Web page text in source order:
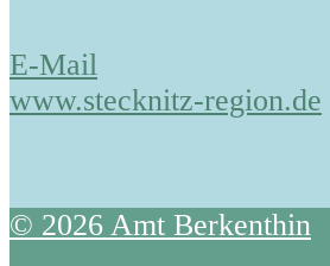
E-Mail
www.stecknitz-region.de
© 2026 Amt Berkenthin